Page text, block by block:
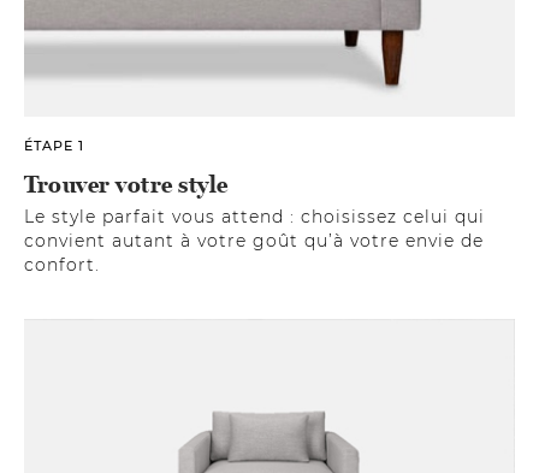
ÉTAPE 1
Trouver votre style
Le style parfait vous attend : choisissez celui qui
convient autant à votre goût qu’à votre envie de
confort.